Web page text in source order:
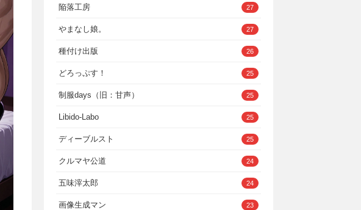
陥落工房 27
やまなし娘。 27
種付け出版 26
どろっぷす！ 25
制服days（旧：甘声） 25
Libido-Labo 25
ディーブルスト 25
クルマヤ公道 24
五味滓太郎 24
画像生成マン 23